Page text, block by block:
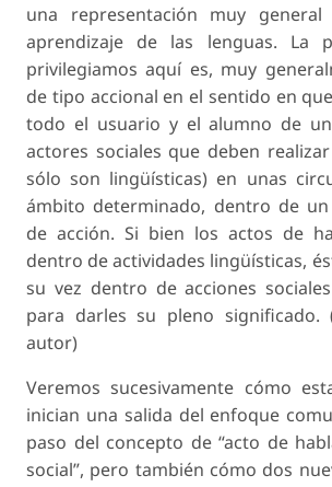
una representación muy
aprendizaje de las lenguas. La
privilegiamos aquí es, muy
de tipo accional en el sentido en
todo el usuario y el alumno de
actores sociales que deben
sólo son lingüísticas) en unas
ámbito determinado, dentro de
de acción. Si bien los actos de
dentro de actividades lingüísticas,
su vez dentro de acciones
para darles su pleno significado.
autor)
Veremos sucesivamente cómo
inician una salida del enfoque
paso del concepto de “acto de
social”, pero también cómo dos